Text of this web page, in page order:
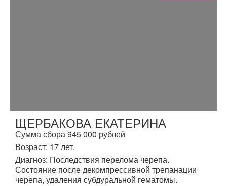
ЩЕРБАКОВА ЕКАТЕРИНА
Сумма сбора 945 000 рублей
Возраст: 17 лет.
Диагноз: Последствия перелома черепа.
Состояние после декомпрессивной трепанации
черепа, удаления субдуральной гематомы.